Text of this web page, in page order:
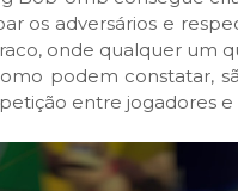
os adversários e
onde qualquer um
podem constatar,
entre jogadores